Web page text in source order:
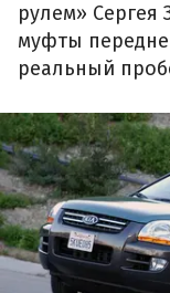
рулем» Сергея
муфты
реальный